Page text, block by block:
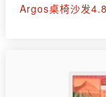
Argos桌椅沙发